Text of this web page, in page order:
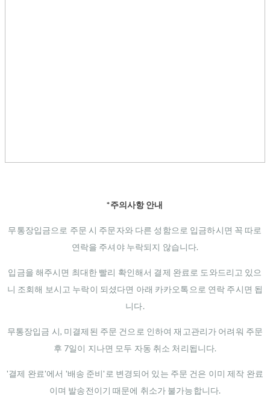
*주의사항 안내
무통장입금으로 주문 시 주문자와 다른 성함으로 입금하시면 꼭 따로
연락을 주셔야 누락되지 않습니다.
입금을 해주시면 최대한 빨리 확인해서 결제 완료로 도와드리고 있으
니 조회해 보시고 누락이 되셨다면 아래 카카오톡으로 연락 주시면 됩
니다.
무통장입금 시, 미결제된 주문 건으로 인하여 재고관리가 어려워 주문
후 7일이 지나면 모두 자동 취소 처리됩니다.
'결제 완료'에서 '배송 준비'로 변경되어 있는 주문 건은 이미 제작 완료
이며 발송전이기 때문에 취소가 불가능합니다.